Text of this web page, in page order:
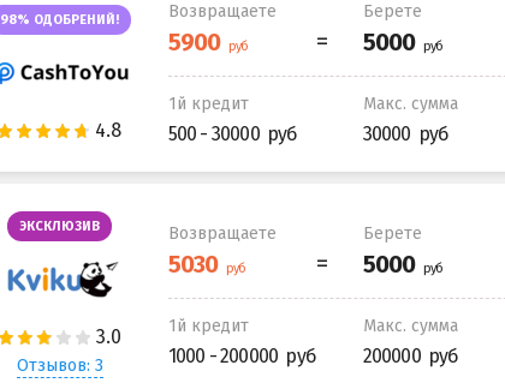
98% ОДОБРЕНИЙ! Возвращаете Берете
1й кредит
500 - 30000
Макс. сумма
30000
ЭКСКЛЮЗИВ
Отзывов: 3
Возвращаете Берете
1й кредит
1000 - 200000
Макс. сумма
200000